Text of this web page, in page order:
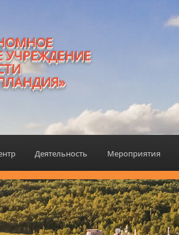
УЧРЕЖДЕНИЕ
Деятельность Мероприятия